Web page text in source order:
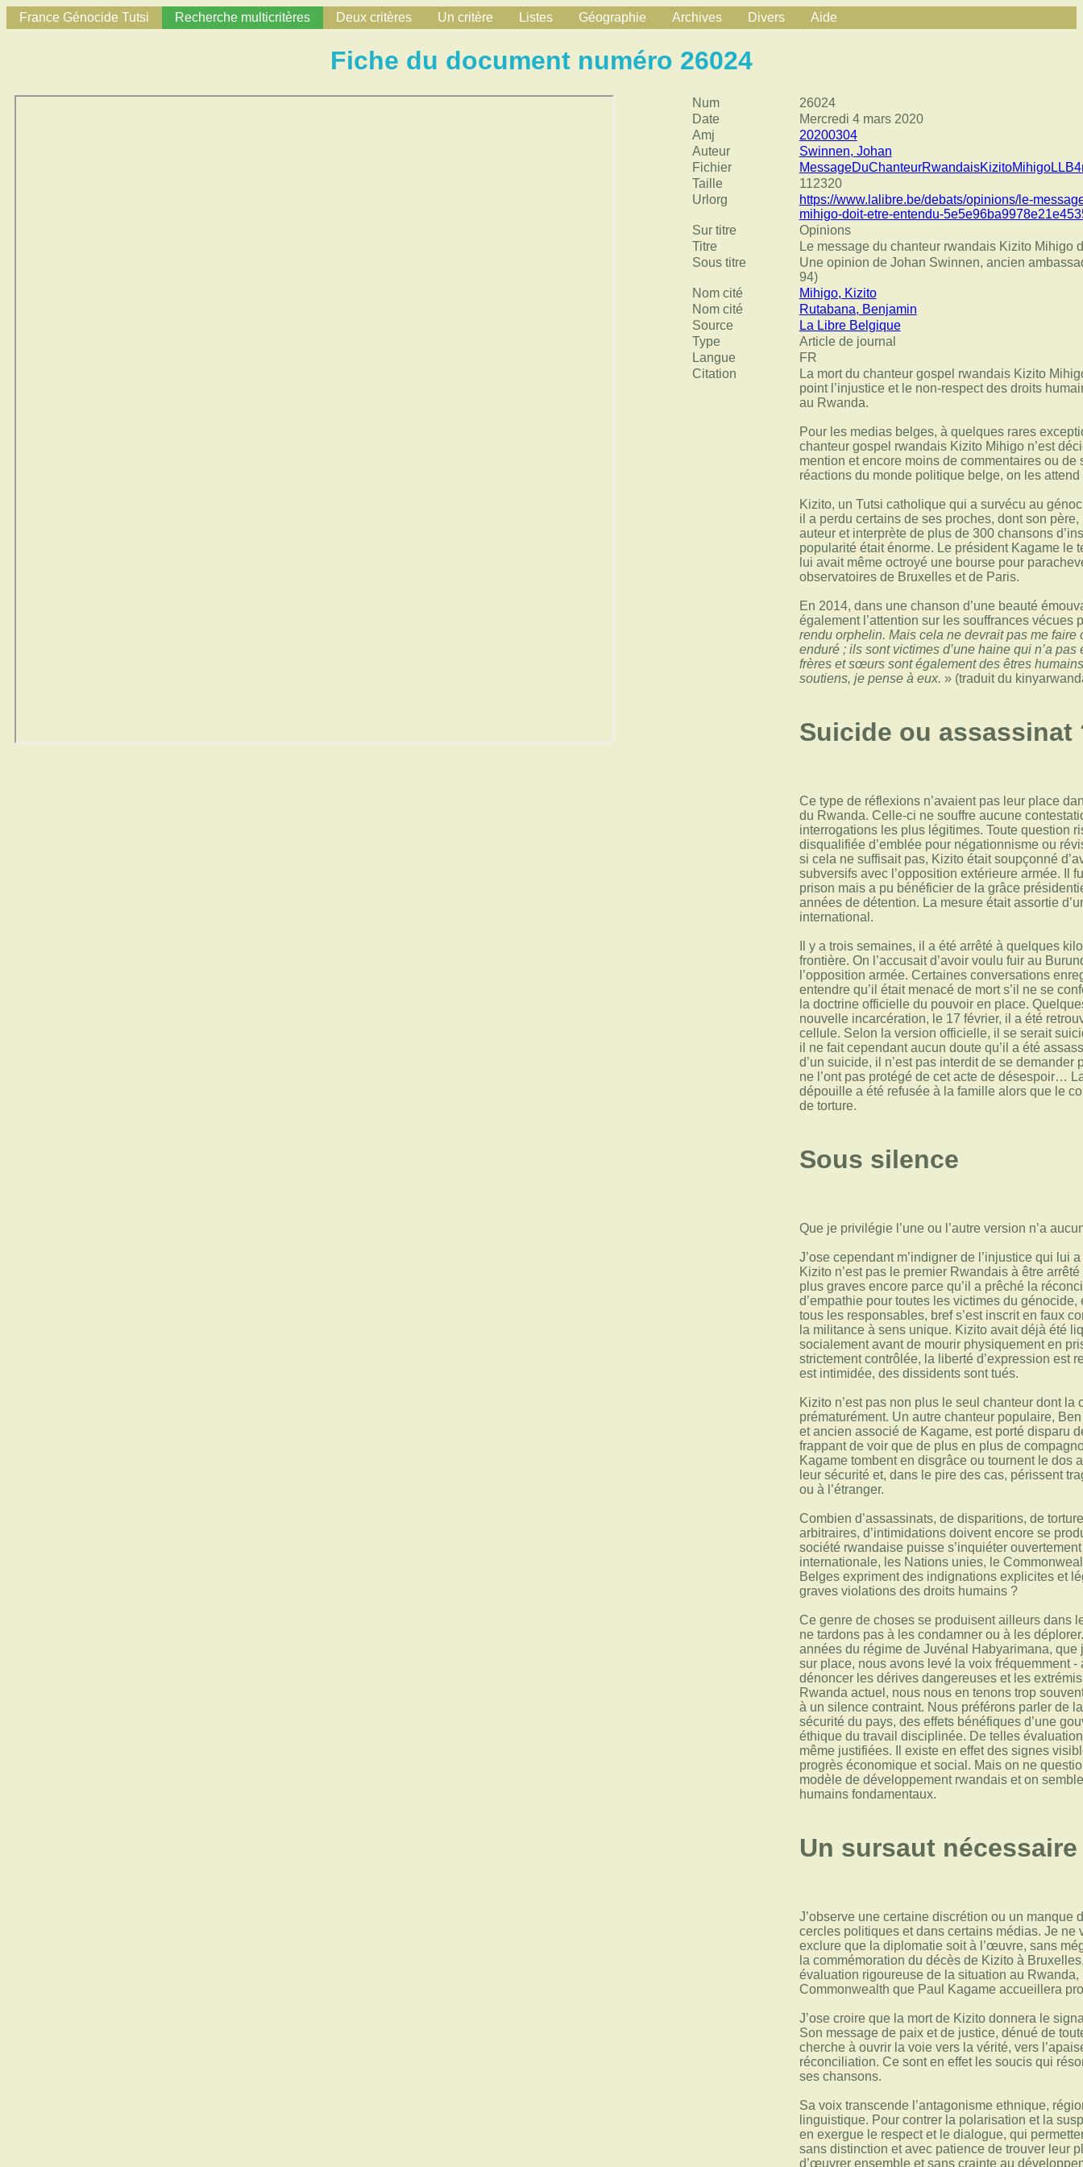
France Génocide Tutsi Recherche multicritères Deux critères Un critère Listes Géographie Archives Divers Aide
Fiche du document numéro 26024
Num
26024
Date
Mercredi 4 mars 2020
Amj
20200304
Auteur
Swinnen, Johan
Fichier
Taille
112320
Urlorg
https://www.lalibre.be/debats/opinions/le-
mihigo-doit-etre-entendu-
Sur titre
Opinions
Titre
Le message du chanteur rwandais Kizito Mihigo
Sous titre
Une opinion de Johan Swinnen, ancien
94)
Nom cité
Mihigo, Kizito
Nom cité
Rutabana, Benjamin
Source
La Libre Belgique
Type
Article de journal
Langue
FR
Citation
La mort du chanteur gospel rwandais Kizito
point l’injustice et le non-respect des droits
au Rwanda.
Pour les medias belges, à quelques rares
chanteur gospel rwandais Kizito Mihigo n’est
mention et encore moins de commentaires ou de
réactions du monde politique belge, on les attend
Kizito, un Tutsi catholique qui a survécu au
il a perdu certains de ses proches, dont son
auteur et interprète de plus de 300 chansons
popularité était énorme. Le président Kagame le
lui avait même octroyé une bourse pour
observatoires de Bruxelles et de Paris.
En 2014, dans une chanson d’une beauté
également l’attention sur les souffrances vécues
rendu orphelin. Mais cela ne devrait pas me faire
enduré ; ils sont victimes d’une haine qui n’a
frères et sœurs sont également des êtres
soutiens, je pense à eux. » (traduit du
Suicide ou assassinat
Ce type de réflexions n’avaient pas leur place
du Rwanda. Celle-ci ne souffre aucune
interrogations les plus légitimes. Toute question
disqualifiée d’emblée pour négationnisme ou
si cela ne suffisait pas, Kizito était soupçonné
subversifs avec l’opposition extérieure armée. Il
prison mais a pu bénéficier de la grâce
années de détention. La mesure était assortie
international.
Il y a trois semaines, il a été arrêté à quelques
frontière. On l’accusait d’avoir voulu fuir au
l’opposition armée. Certaines conversations
entendre qu’il était menacé de mort s’il ne se
la doctrine officielle du pouvoir en place.
nouvelle incarcération, le 17 février, il a été
cellule. Selon la version officielle, il se serait
il ne fait cependant aucun doute qu’il a été
d’un suicide, il n’est pas interdit de se demander
ne l’ont pas protégé de cet acte de désespoir…
dépouille a été refusée à la famille alors que le
de torture.
Sous silence
Que je privilégie l’une ou l’autre version n’a
J’ose cependant m’indigner de l’injustice qui lui
Kizito n’est pas le premier Rwandais à être
plus graves encore parce qu’il a prêché la
d’empathie pour toutes les victimes du
tous les responsables, bref s’est inscrit en faux
la militance à sens unique. Kizito avait déjà été
socialement avant de mourir physiquement en
strictement contrôlée, la liberté d’expression est
est intimidée, des dissidents sont tués.
Kizito n’est pas non plus le seul chanteur dont la
prématurément. Un autre chanteur populaire,
et ancien associé de Kagame, est porté disparu
frappant de voir que de plus en plus de
Kagame tombent en disgrâce ou tournent le dos
leur sécurité et, dans le pire des cas, périssent
ou à l’étranger.
Combien d’assassinats, de disparitions, de
arbitraires, d’intimidations doivent encore se
société rwandaise puisse s’inquiéter
internationale, les Nations unies, le
Belges expriment des indignations explicites et
graves violations des droits humains ?
Ce genre de choses se produisent ailleurs dans
ne tardons pas à les condamner ou à les
années du régime de Juvénal Habyarimana, que
sur place, nous avons levé la voix fréquemment -
dénoncer les dérives dangereuses et les
Rwanda actuel, nous nous en tenons trop
à un silence contraint. Nous préférons parler de
sécurité du pays, des effets bénéfiques d’une
éthique du travail disciplinée. De telles
même justifiées. Il existe en effet des signes
progrès économique et social. Mais on ne
modèle de développement rwandais et on
humains fondamentaux.
Un sursaut nécessaire
J’observe une certaine discrétion ou un manque
cercles politiques et dans certains médias. Je ne
exclure que la diplomatie soit à l’œuvre, sans
la commémoration du décès de Kizito à
évaluation rigoureuse de la situation au Rwanda,
Commonwealth que Paul Kagame accueillera
J’ose croire que la mort de Kizito donnera le
Son message de paix et de justice, dénué de
cherche à ouvrir la voie vers la vérité, vers
réconciliation. Ce sont en effet les soucis qui
ses chansons.
Sa voix transcende l’antagonisme ethnique,
linguistique. Pour contrer la polarisation et la
en exergue le respect et le dialogue, qui
sans distinction et avec patience de trouver leur
d’œuvrer ensemble et sans crainte au